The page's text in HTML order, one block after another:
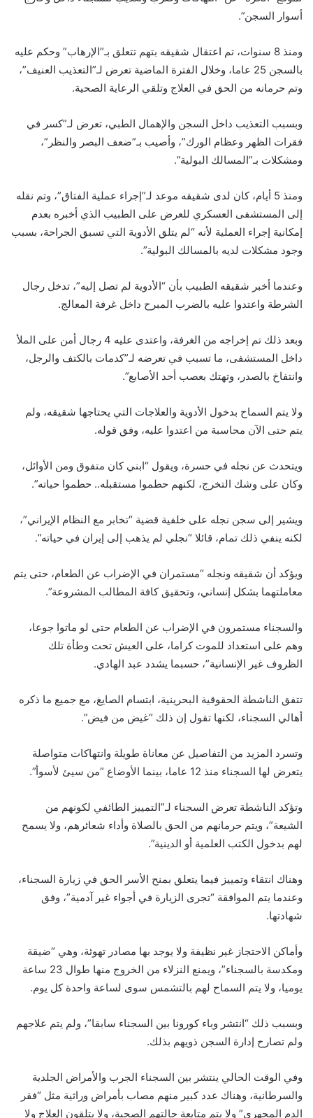
أسوار السجن”.
ومنذ 8 سنوات، تم اعتقال شقيقه بتهم تتعلق بـ”الإرهاب” وحكم عليه
بالسجن 25 عاما، وخلال الفترة الماضية تعرض لـ”التعذيب العنيف”،
وتم حرمانه من الحق في العلاج وتلقي الرعاية الصحية.
وبسبب التعذيب داخل السجن والإهمال الطبي، تعرض لـ”كسر في
فقرات الظهر وعظام الورك”، وأصيب بـ”ضعف البصر والنظر”،
ومشكلات بـ”المسالك البولية”.
ومنذ 5 أيام، كان لدى شقيقه موعد لـ”إجراء عملية الفتاق”، وتم نقله
إلى المستشفى العسكري للعرض على الطبيب الذي أخبره بعدم
إمكانية إجراء العملية لأنه “لم يتلق الأدوية التي تسبق الجراحة، بسبب
وجود مشكلات لديه بالمسالك البولية”.
وعندما أخبر شقيقه الطبيب بأن “الأدوية لم تصل إليه”، تدخل رجال
الشرطة واعتدوا عليه بالضرب المبرح داخل غرفة المعالج.
وبعد ذلك تم إخراجه من الغرفة، واعتدى عليه 4 رجال أمن على الملأ
داخل المستشفى، ما تسبب في تعرضه لـ”كدمات بالكتف والرجل،
وانتفاخ بالصدر، وتهتك بعصب أحد الأصابع”.
ولا يتم السماح بدخول الأدوية والعلاجات التي يحتاجها شقيقه، ولم
يتم حتى الآن محاسبة من اعتدوا عليه، وفق قوله.
ويتحدث عن نجله في حسرة، ويقول “ابني كان متفوق ومن الأوائل،
وكان على وشك التخرج، لكنهم حطموا مستقبله.. حطموا حياته”.
ويشير إلى سجن نجله على خلفية قضية “تخابر مع النظام الإيراني”،
لكنه ينفي ذلك تمام، قائلا “نجلي لم يذهب إلى إيران في حياته”.
ويؤكد أن شقيقه ونجله “مستمران في الإضراب عن الطعام، حتى يتم
معاملتهما بشكل إنساني، وتحقيق كافة المطالب المشروعة”.
والسجناء مستمرون في الإضراب عن الطعام حتى لو ماتوا جوعا،
وهم على استعداد للموت كراما، على العيش تحت وطأة تلك
الظروف غير الإنسانية”، حسبما يشدد عبد الهادي.
تتفق الناشطة الحقوقية البحرينية، ابتسام الصايغ، مع جميع ما ذكره
أهالي السجناء، لكنها تقول إن ذلك “غيض من فيض”.
وتسرد المزيد من التفاصيل عن معاناة طويلة وانتهاكات متواصلة
يتعرض لها السجناء منذ 12 عاما، بينما الأوضاع “من سيئ لأسوأ”.
وتؤكد الناشطة تعرض السجناء لـ”التمييز الطائفي لكونهم من
الشيعة”، ويتم حرمانهم من الحق بالصلاة وأداء شعائرهم، ولا يسمح
لهم بدخول الكتب العلمية أو الدينية”.
وهناك انتقاء وتمييز فيما يتعلق بمنح الأسر الحق في زيارة السجناء،
وعندما يتم الموافقة “تجرى الزيارة في أجواء غير آدمية”، وفق
شهادتها.
وأماكن الاحتجاز غير نظيفة ولا يوجد بها مصادر تهوئة، وهي “ضيقة
ومكدسة بالسجناء”، ويمنع النزلاء من الخروج منها طوال 23 ساعة
يوميا، ولا يتم السماح لهم بالتشمس سوى لساعة واحدة كل يوم.
وبسبب ذلك “انتشر وباء كورونا بين السجناء سابقا”، ولم يتم علاجهم
ولم تصارح إدارة السجن ذويهم بذلك.
وفي الوقت الحالي ينتشر بين السجناء الجرب والأمراض الجلدية
والسرطانية، وهناك عدد كبير منهم مصاب بأمراض وراثية مثل “فقر
الدم المجهري” ولا يتم متابعة حالتهم الصحية، ولا يتلقون العلاج ولا